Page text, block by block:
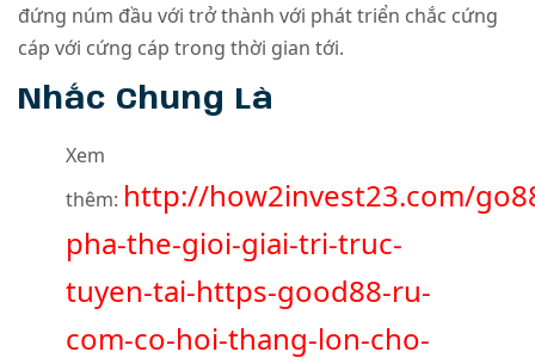
đứng núm đầu với trở thành với phát triển chắc cứng
cáp với cứng cáp trong thời gian tới.
Nhắc Chung Là
Xem
thêm: http://how2invest23.com/
pha-the-gioi-giai-tri-truc-
tuyen-tai-https-good88-ru-
com-co-hoi-thang-lon-cho-